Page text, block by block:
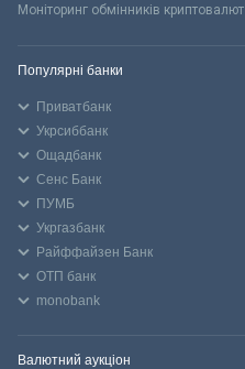
Моніторинг обмінників криптовалют
Популярні банки
Приватбанк
Укрсиббанк
Ощадбанк
Сенс Банк
ПУМБ
Укргазбанк
Райффайзен Банк
ОТП банк
monobank
Валютний аукціон